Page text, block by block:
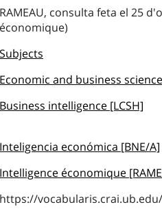
RAMEAU, consulta feta el 25
économique)
Subjects
Economic and business
Business intelligence [LCSH]
Inteligencia económica [BNE/A]
Intelligence économique
https://